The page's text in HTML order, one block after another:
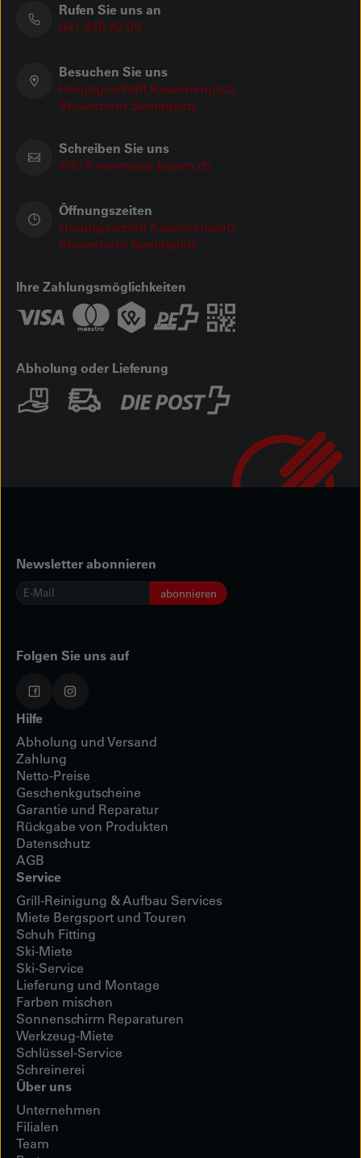
Rufen Sie uns an
041 249 92 00
Besuchen Sie uns
Hauptgeschäft Kasernenplatz
Showroom Seetalplatz
Schreiben Sie uns
info@vonmoos-luzern.ch
Öffnungszeiten
Hauptgeschäft Kasernenplatz
Showroom Seetalplatz
Ihre Zahlungsmöglichkeiten
Abholung oder Lieferung
Newsletter abonnieren
E-
abonnieren
Folgen Sie uns auf
Hilfe
Abholung und Versand
Zahlung
Netto-Preise
Geschenkgutscheine
Garantie und Reparatur
Rückgabe von Produkten
Datenschutz
AGB
Service
Grill-Reinigung & Aufbau Services
Miete Bergsport und Touren
Schuh Fitting
Ski-Miete
Ski-Service
Lieferung und Montage
Farben mischen
Sonnenschirm Reparaturen
Werkzeug-Miete
Schlüssel-Service
Schreinerei
Über uns
Unternehmen
Filialen
Team